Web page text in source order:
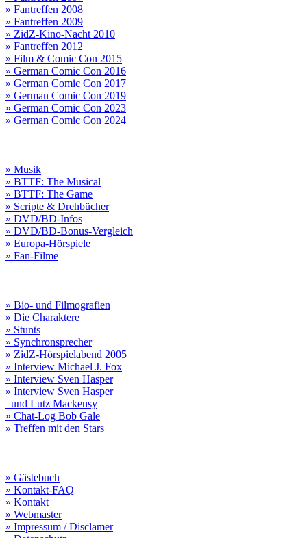
» Fantreffen 2008
» Fantreffen 2009
» ZidZ-Kino-Nacht 2010
» Fantreffen 2012
» Film & Comic Con 2015
» German Comic Con 2016
» German Comic Con 2017
» German Comic Con 2019
» German Comic Con 2023
» German Comic Con 2024
» Musik
» BTTF: The Musical
» BTTF: The Game
» Scripte & Drehbücher
» DVD/BD-Infos
» DVD/BD-Bonus-Vergleich
» Europa-Hörspiele
» Fan-Filme
» Bio- und Filmografien
» Die Charaktere
» Stunts
» Synchronsprecher
» ZidZ-Hörspielabend 2005
» Interview Michael J. Fox
» Interview Sven Hasper
» Interview Sven Hasper
und Lutz Mackensy
» Chat-Log Bob Gale
» Treffen mit den Stars
» Gästebuch
» Kontakt-FAQ
» Kontakt
» Webmaster
» Impressum / Disclamer